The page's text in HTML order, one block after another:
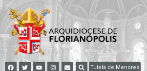
Tutela de Menores